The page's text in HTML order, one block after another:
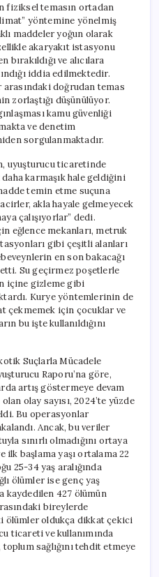
fiziksel temasın ortadan
yöntemine yönelmiş
maddeler yoğun olarak
akaryakıt istasyonu
ve alıcılara
iddia edilmektedir.
arasındaki doğrudan temas
zorlaştığı düşünülüyor.
kamu güvenliği
ve denetim
sorgulanmaktadır.
uyuşturucu ticaretinde
karmaşık hale geldiğini
temin etme suçuna
akla hayale gelmeyecek
çalışıyorlar” dedi.
eğlence mekanları, metruk
gibi çeşitli alanları
en son bakacağı
Su geçirmez poşetlerle
içine gizleme gibi
Kurye yöntemlerinin de
çekmemek için çocuklar ve
bu işte kullanıldığını
Suçlarla Mücadele
Raporu’na göre,
artış göstermeye devam
olay sayısı, 2024’te yüzde
Bu operasyonlar
Ancak, bu veriler
sınırlı olmadığını ortaya
ilk başlama yaşı ortalama 22
25-34 yaş aralığında
ölümler ise genç yaş
kaydedilen 427 ölümün
bireylerde
ölümler oldukça dikkat çekici
ticareti ve kullanımında
sağlığını tehdit etmeye